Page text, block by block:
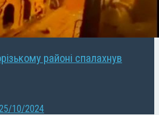
районі спалахнув
10/2024